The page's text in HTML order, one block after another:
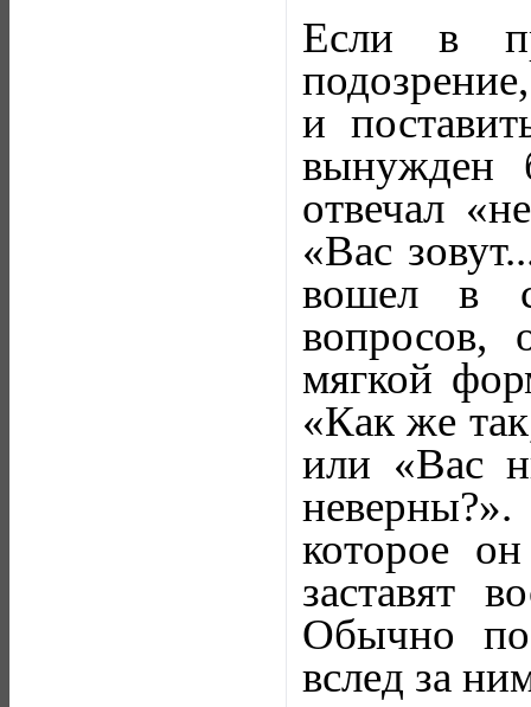
Если в
и
вынужден
отвечал
«Вас
вошел в
вопросов,
мягкой
«Как же
или «Вас
которое
заставят
Обычно
вслед за